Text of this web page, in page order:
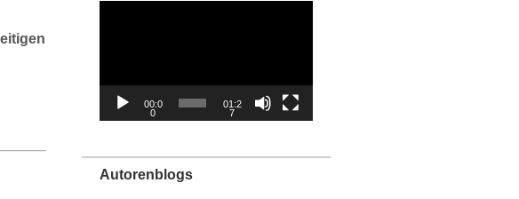
00:0
0
01:2
7
Autorenblogs